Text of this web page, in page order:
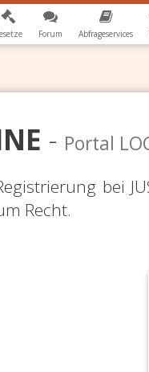
Forum Abfrageservices
- Portal
bei
Recht.